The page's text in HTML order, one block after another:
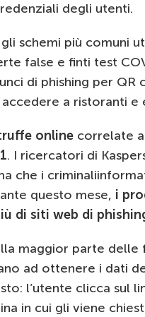
degli utenti.
schemi più comuni
false e finti test
di phishing per
a ristoranti e
online correlate
. I ricercatori di
che i
questo mese, i
di siti web di
maggior parte
ad ottenere i dati
l’utente clicca sul
in cui gli viene